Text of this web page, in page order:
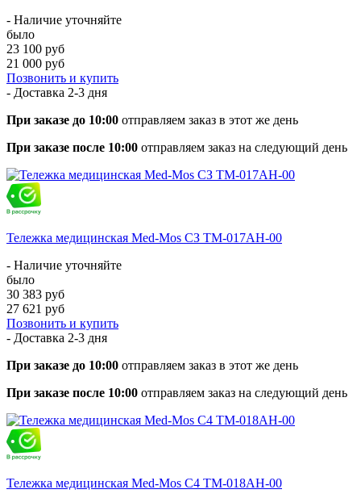
- Наличие уточняйте
было
23 100 руб
21 000 руб
Позвонить и купить
- Доставка 2-3 дня
При заказе до 10:00 отправляем заказ в этот же день
При заказе после 10:00 отправляем заказ на следующий день
Тележка медицинская Med-Mos СЗ ТМ-017АН-00
- Наличие уточняйте
было
30 383 руб
27 621 руб
Позвонить и купить
- Доставка 2-3 дня
При заказе до 10:00 отправляем заказ в этот же день
При заказе после 10:00 отправляем заказ на следующий день
Тележка медицинская Med-Mos С4 ТМ-018АН-00